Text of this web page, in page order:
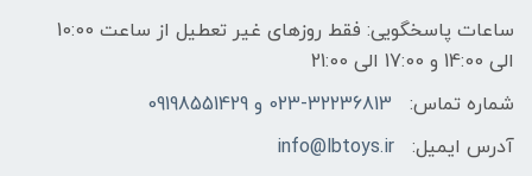
ساعات پاسخگویی: فقط روزهای غیر تعطیل از ساعت 10:00
الی 14:00 و 17:00 الی 21:00
شماره تماس:
023-32236813 و 09198551429
آدرس ایمیل:
info@lbtoys.ir